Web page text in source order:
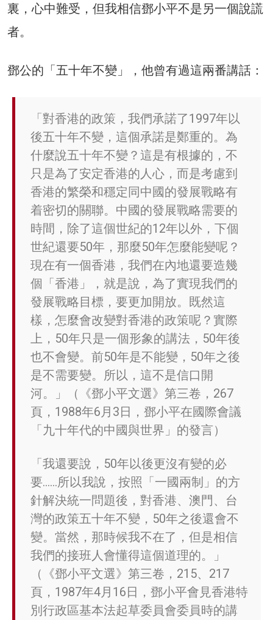
裏，心中難受，但我相信鄧小平不是另一個說謊
者。
鄧公的「五十年不變」，他曾有過這兩番講話：
「對香港的政策，我們承諾了1997年以
後五十年不變，這個承諾是鄭重的。為
什麼說五十年不變？這是有根據的，不
只是為了安定香港的人心，而是考慮到
香港的繁榮和穩定同中國的發展戰略有
着密切的關聯。中國的發展戰略需要的
時間，除了這個世紀的12年以外，下個
世紀還要50年，那麼50年怎麼能變呢？
現在有一個香港，我們在內地還要造幾
個「香港」，就是說，為了實現我們的
發展戰略目標，要更加開放。既然這
樣，怎麼會改變對香港的政策呢？實際
上，50年只是一個形象的講法，50年後
也不會變。前50年是不能變，50年之後
是不需要變。所以，這不是信口開
河。」（《鄧小平文選》第三卷，267
頁，1988年6月3日，鄧小平在國際會議
「九十年代的中國與世界」的發言）
「我還要說，50年以後更沒有變的必
要……所以我說，按照「一國兩制」的方
針解決統一問題後，對香港、澳門、台
灣的政策五十年不變，50年之後還會不
變。當然，那時候我不在了，但是相信
我們的接班人會懂得這個道理的。」
（《鄧小平文選》第三卷，215、217
頁，1987年4月16日，鄧小平會見香港特
別行政區基本法起草委員會委員時的講